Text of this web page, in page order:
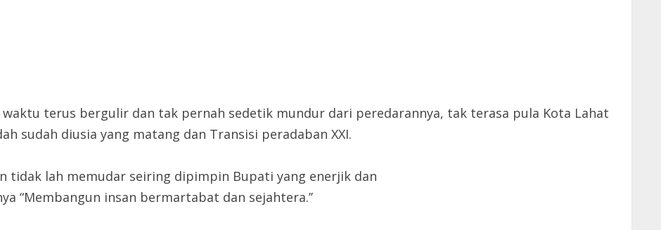
waktu terus bergulir dan tak pernah sedetik mundur dari peredarannya, tak terasa pula Kota Lahat
sudah diusia yang matang dan Transisi peradaban XXI.
tidak lah memudar seiring dipimpin Bupati yang enerjik dan
“Membangun insan bermartabat dan sejahtera.’’